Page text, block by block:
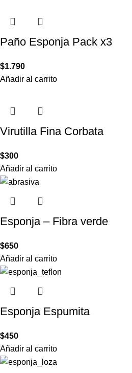
Paño Esponja Pack x3
$1.790
Añadir al carrito
Virutilla Fina Corbata
$300
Añadir al carrito
Esponja – Fibra verde
$650
Añadir al carrito
Esponja Espumita
$450
Añadir al carrito